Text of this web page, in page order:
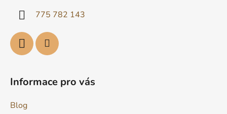
775 782 143
Informace pro vás
Blog